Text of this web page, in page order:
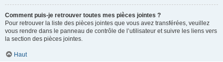
Comment puis-je retrouver toutes mes pièces jointes ?
Pour retrouver la liste des pièces jointes que vous avez transférées, veuillez
vous rendre dans le panneau de contrôle de l’utilisateur et suivre les liens vers
la section des pièces jointes.
Haut